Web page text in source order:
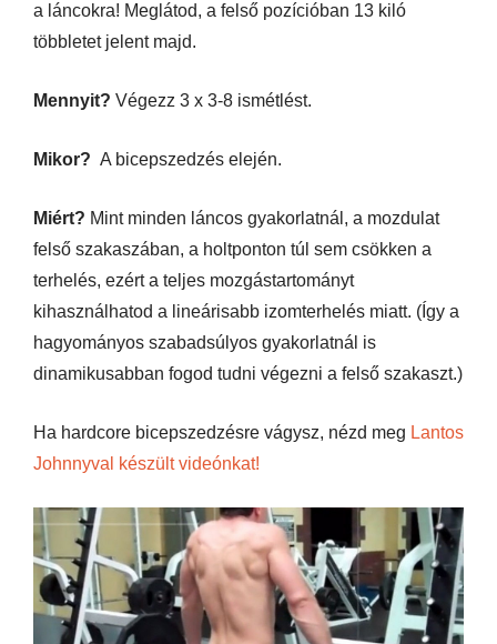
a láncokra! Meglátod, a felső pozícióban 13 kiló
többletet jelent majd.
Mennyit? Végezz 3 x 3-8 ismétlést.
Mikor? A bicepszedzés elején.
Miért? Mint minden láncos gyakorlatnál, a mozdulat
felső szakaszában, a holtponton túl sem csökken a
terhelés, ezért a teljes mozgástartományt
kihasználhatod a lineárisabb izomterhelés miatt. (Így a
hagyományos szabadsúlyos gyakorlatnál is
dinamikusabban fogod tudni végezni a felső szakaszt.)
Ha hardcore bicepszedzésre vágysz, nézd meg Lantos
Johnnyval készült videónkat!